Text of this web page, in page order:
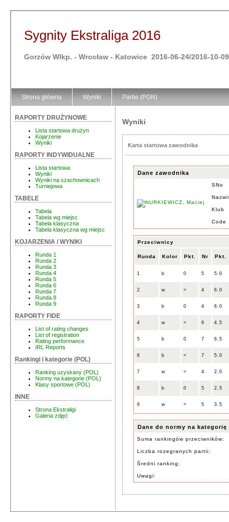
Sygnity Ekstraliga 2016
Gorzów Wlkp. - Wrocław - Katowice 2016-06-24/2016-10-09
Strona główna Wyniki Partie (PGN)
RAPORTY DRUŻYNOWE
Lista startowa drużyn
Kojarzenie
Wyniki
RAPORTY INDYWIDUALNE
Lista startowa
Wyniki
Wyniki na szachownicach
Turniejowa
TABELE
Tabela
Tabela wg miejsc
Tabela klasyczna
Tabela klasyczna wg miejsc
KOJARZENIA / WYNIKI
Runda 1
Runda 2
Runda 3
Runda 4
Runda 5
Runda 6
Runda 7
Runda 8
Runda 9
RAPORTY FIDE
List of rating changes
List of registration
Rating performance
IRL Reports
Rankingi i kategorie (POL)
Ranking uzyskany (POL)
Normy na kategorie (POL)
Klasy sportowe (POL)
INNE
Strona Ekstraligi
Galeria zdjęć
Wyniki
Karta startowa zawodnika
Dane zawodnika
SNo
Klub
Code
Przeciwnicy
Runda Kolor Pkt. Nr Pkt.
1 b 0 5 5.0
2 w = 4 6.0
3 b 0 4 6.0
4 w = 6 4.5
5 b 0 7 6.5
6 b = 7 5.0
7 w = 4 2.0
8 b 0 5 2.5
9 w = 5 3.5
Dane do normy na kategorię
Suma rankingów przeciwników:
Liczba rozegranych partii:
Średni ranking:
Uwagi: